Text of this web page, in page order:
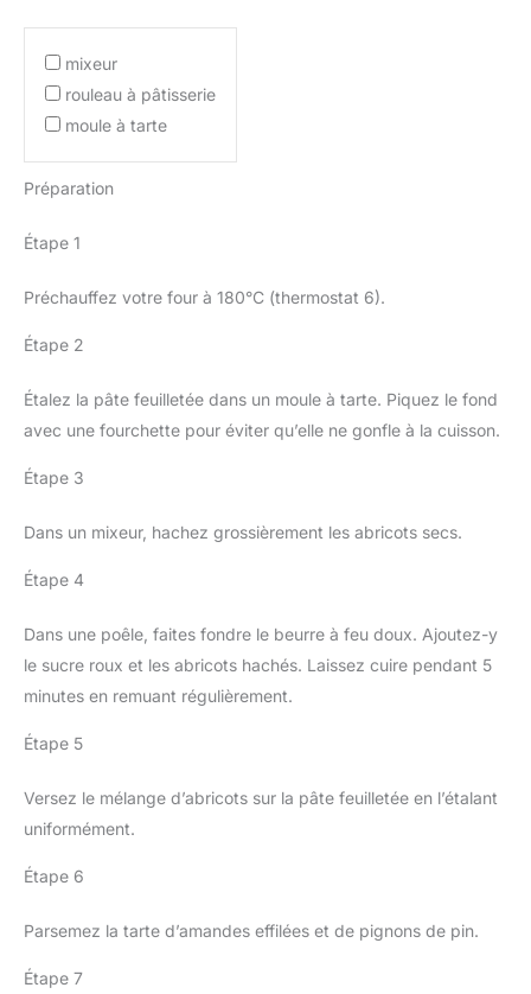
mixeur
rouleau à pâtisserie
moule à tarte
Préparation
Étape 1
Préchauffez votre four à 180°C (thermostat 6).
Étape 2
Étalez la pâte feuilletée dans un moule à tarte. Piquez le fond
avec une fourchette pour éviter qu’elle ne gonfle à la cuisson.
Étape 3
Dans un mixeur, hachez grossièrement les abricots secs.
Étape 4
Dans une poêle, faites fondre le beurre à feu doux. Ajoutez-y
le sucre roux et les abricots hachés. Laissez cuire pendant 5
minutes en remuant régulièrement.
Étape 5
Versez le mélange d’abricots sur la pâte feuilletée en l’étalant
uniformément.
Étape 6
Parsemez la tarte d’amandes effilées et de pignons de pin.
Étape 7